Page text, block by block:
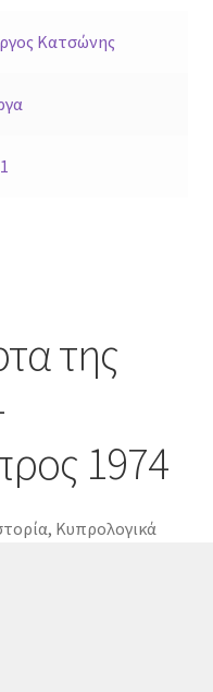
Κατσώνης
της
1974
, Κυπρολογικά